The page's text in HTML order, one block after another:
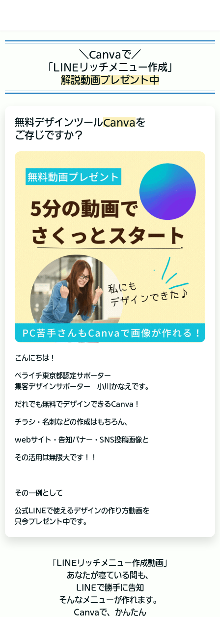
＼Canvaで／
「LINEリッチメニュー作成」
解説動画プレゼント中
無料デザインツールCanvaを
ご存じですか？
こんにちは！
ペライチ東京都認定サポーター
集客デザインサポーター 小川かなえです。
だれでも無料でデザインできるCanva！
チラシ・名刺などの作成はもちろん、
webサイト・告知バナー・SNS投稿画像と
その活用は無限大です！！
その一例として
公式LINEで使えるデザインの作り方動画を
只今プレゼント中です。
「LINEリッチメニュー作成動画」
あなたが寝ている間も、
LINEで勝手に告知
そんなメニューが作れます。
Canvaで、かんたん